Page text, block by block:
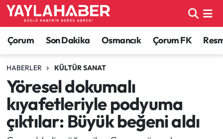
Çorum Son Dakika Osmancık Çorum FK
HABERLER KÜLTÜR SANAT
Yöresel dokumalı
kıyafetleriyle podyuma
çıktılar: Büyük beğeni aldı
Alaca Haberleri
Bayat Haberleri
Bilgi - Keşfet Haberleri
Bilim ve Teknoloji
Çorum Nöbetçi Eczaneler
Çorum Hava Durumu
Çorum Namaz Vakitleri
Çorum Trafik Yoğunluk Haritası